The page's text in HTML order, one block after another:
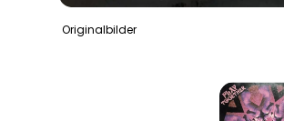
Originalbilder